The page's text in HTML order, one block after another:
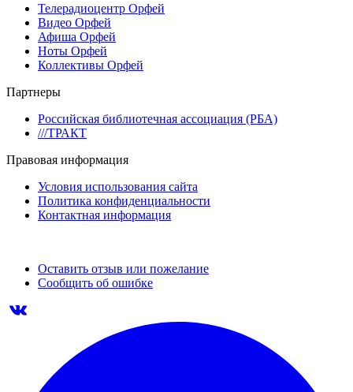
Телерадиоцентр Орфей
Видео Орфей
Афиша Орфей
Ноты Орфей
Коллективы Орфей
Партнеры
Российская библиотечная ассоциация (РБА)
///ТРАКТ
Правовая информация
Условия использования сайта
Политика конфиденциальности
Контактная информация
Оставить отзыв или пожелание
Сообщить об ошибке